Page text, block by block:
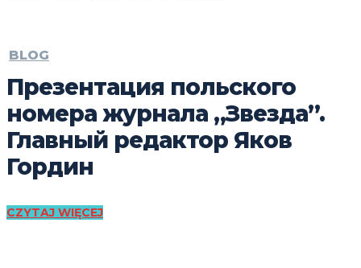
BLOG
Презентация польского
номера журнала „Звезда”.
Главный редактор Яков
Гордин
CZYTAJ WIĘCEJ